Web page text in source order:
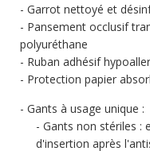
Garrot nettoyé et
Pansement occlusif
polyuréthane
Ruban adhésif
Protection papier
Gants à usage unique :
Gants non stériles :
d'insertion après